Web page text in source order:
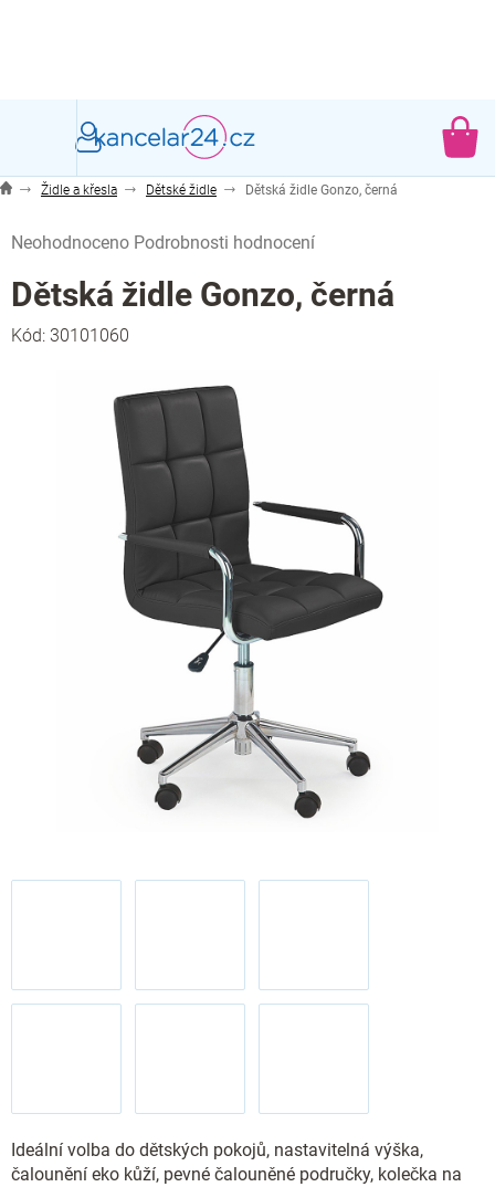
Židle a křesla Dětské židle Dětská židle Gonzo, černá
hodnocení
produktu
je
0,0
Neohodnoceno Podrobnosti hodnocení
Dětská židle Gonzo, černá
Kód: 30101060
Ideální volba do dětských pokojů, nastavitelná výška,
čalounění eko kůží, pevné čalouněné područky, kolečka na